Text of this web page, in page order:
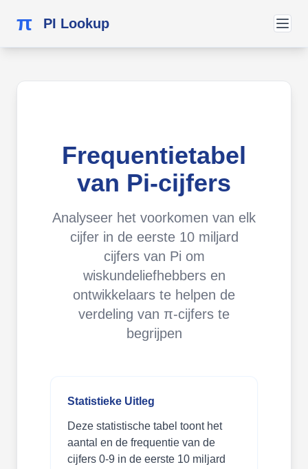
π PI Lookup
Frequentietabel
van Pi-cijfers
Analyseer het voorkomen van elk
cijfer in de eerste 10 miljard
cijfers van Pi om
wiskundeliefhebbers en
ontwikkelaars te helpen de
verdeling van π-cijfers te
begrijpen
Statistieke Uitleg
Deze statistische tabel toont het
aantal en de frequentie van de
cijfers 0-9 in de eerste 10 miljard